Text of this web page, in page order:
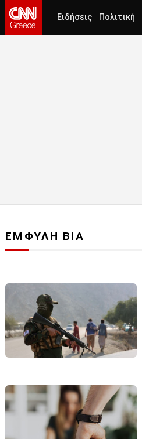
Ειδήσεις Πολιτική
ΕΜΦΥΛΗ ΒΙΑ